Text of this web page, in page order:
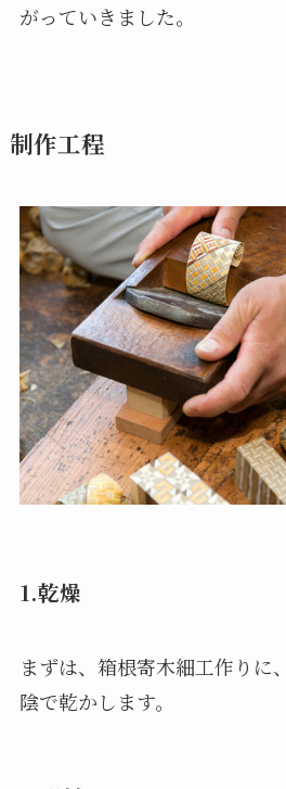
がっていきました。
制作工程
1.乾燥
まずは、箱根寄木細工作りに
陰で乾かします。